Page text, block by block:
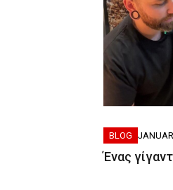
BLOG
Ένας